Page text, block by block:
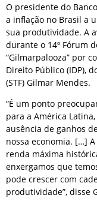
O presidente do
a inflação no Brasil a
sua produtividade. A
durante o 14º Fórum
“Gilmarpalooza” por
Direito Público (IDP),
(STF) Gilmar Mendes.
“É um ponto
para a América
ausência de ganhos
nossa economia. […]
renda máxima
enxergamos que
pode crescer com
produtividade”, disse